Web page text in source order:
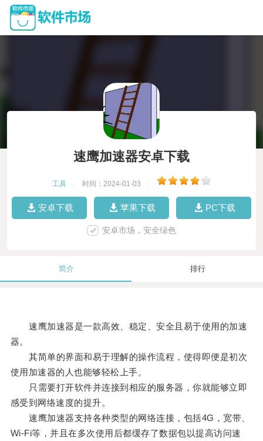
速鹰加速器安卓下载
工具 时间：2024-01-03
安卓下载 苹果下载 PC下载
安卓市场，安全绿色
简介 排行
速鹰加速器是一款高效、稳定、安全且易于使用的加速
器。
其简单的界面和易于理解的操作流程，使得即便是初次
使用加速器的人也能够轻松上手。
只需要打开软件并连接到相应的服务器，你就能够立即
感受到网络速度的提升。
速鹰加速器支持各种类型的网络连接，包括4G，宽带、
Wi-Fi等，并且在多次使用后都缓存了数据包以提高访问速